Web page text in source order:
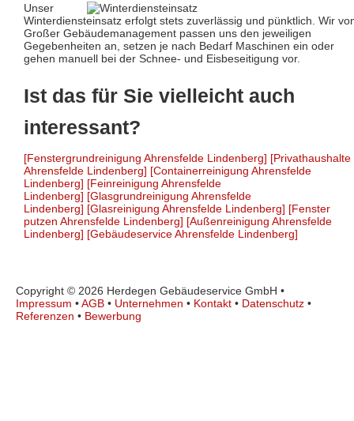
Unser
Winterdiensteinsatz erfolgt stets zuverlässig und pünktlich. Wir
Großer Gebäudemanagement passen uns den jeweiligen
Gegebenheiten an, setzen je nach Bedarf Maschinen ein oder
gehen manuell bei der Schnee- und Eisbeseitigung vor.
Ist das für Sie vielleicht auch
interessant?
[Fenstergrundreinigung Ahrensfelde Lindenberg] [Privathaushalte
Ahrensfelde Lindenberg] [Containerreinigung Ahrensfelde
Lindenberg] [Feinreinigung Ahrensfelde
Lindenberg] [Glasgrundreinigung Ahrensfelde
Lindenberg] [Glasreinigung Ahrensfelde Lindenberg] [Fenster
putzen Ahrensfelde Lindenberg] [Außenreinigung Ahrensfelde
Lindenberg] [Gebäudeservice Ahrensfelde Lindenberg]
Copyright © 2026 Herdegen Gebäudeservice GmbH •
Impressum •AGB • Unternehmen • Kontakt • Datenschutz •
Referenzen • Bewerbung